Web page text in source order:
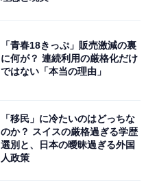
「青春18きっぷ」販売激減の裏
に何が？ 連続利用の厳格化だけ
ではない「本当の理由」
「移民」に冷たいのはどっちな
のか？ スイスの厳格過ぎる学歴
選別と、日本の曖昧過ぎる外国
人政策